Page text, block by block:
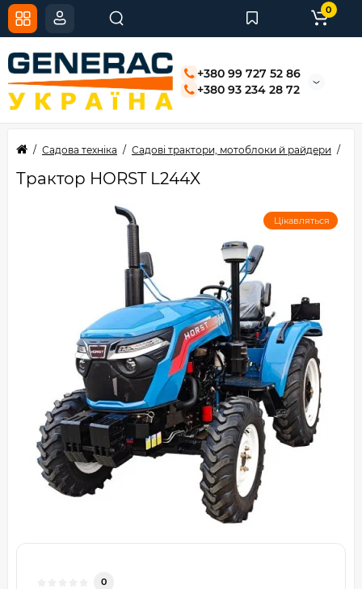
+380 99 727 52 86
+380 93 234 28 72
0
Садова техніка Садові трактори, мотоблоки й райдери
Трактор HORST L244X
Цікавляться
0